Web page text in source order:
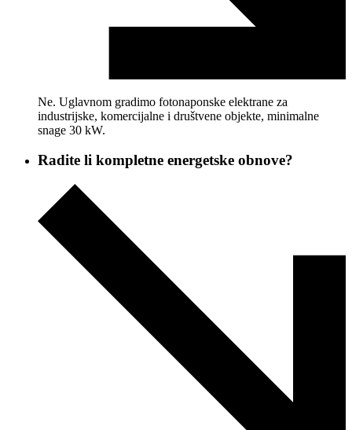
Ne. Uglavnom gradimo fotonaponske elektrane za
industrijske, komercijalne i društvene objekte, minimalne
snage 30 kW.
Radite li kompletne energetske obnove?